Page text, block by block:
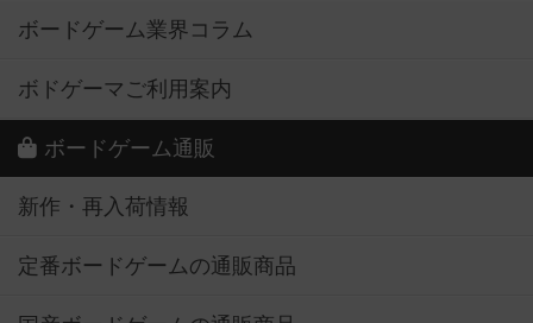
ボードゲーム業界コラム
ボドゲーマご利用案内
ボードゲーム通販
新作・再入荷情報
定番ボードゲームの通販商品